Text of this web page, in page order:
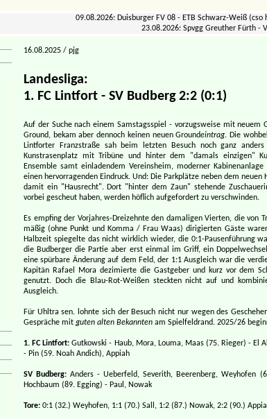
09.08.2026: Duisburger FV 08 - ETB Schwarz-Weiß
23.08.2026: Spvgg Greuther Fürth -
16.08.2025 / pjg
Landesliga:
1. FC Lintfort - SV Budberg 2:2 (0:1)
Auf der Suche nach einem Samstagsspiel - vorzugsweise mit
Ground, bekam aber dennoch keinen neuen Groundeintrag. Die
Lintforter Franzstraße sah beim letzten Besuch noch ganz
Kunstrasenplatz mit Tribüne und hinter dem "damals einzigen"
Ensemble samt einladendem Vereinsheim, moderner
einen hervorragenden Eindruck. Und: Die Parkplätze neben dem
damit ein "Hausrecht". Dort "hinter dem Zaun" stehende
vorbei gescheut haben, werden höflich aufgefordert zu verschwinden.
Es empfing der Vorjahres-Dreizehnte den damaligen Vierten, die von
mäßig (ohne Punkt und Komma / Frau Waas) dirigierten Gäste
Halbzeit spiegelte das nicht wirklich wieder, die 0:1-Pausenführung
die Budberger die Partie aber erst einmal im Griff, ein
eine spürbare Änderung auf dem Feld, der 1:1 Ausgleich war die
Kapitän Rafael Mora dezimierte die Gastgeber und kurz vor dem
genutzt. Doch die Blau-Rot-Weißen steckten nicht auf und
Ausgleich.
Für Uhltra sen. lohnte sich der Besuch nicht nur wegen des
Gespräche mit guten alten Bekannten am Spielfeldrand. 2025/26
1. FC Lintfort: Gutkowski - Haub, Mora, Louma, Maas (75. Rieger) - El
- Pin (59. Noah Andich), Appiah
SV Budberg: Anders - Ueberfeld, Severith, Beerenberg, Weyhofen
Hochbaum (89. Egging) - Paul, Nowak
Tore: 0:1 (32.) Weyhofen, 1:1 (70.) Sall, 1:2 (87.) Nowak, 2:2 (90.)